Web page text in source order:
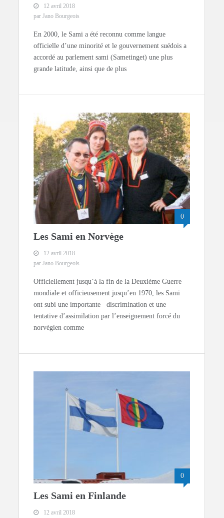
12 avril 2018
par Jano Bourgeois
En 2000, le Sami a été reconnu comme langue
officielle d’une minorité et le gouvernement suédois a
accordé au parlement sami (Sametinget) une plus
grande latitude, ainsi que de plus
0
Les Sami en Norvège
12 avril 2018
par Jano Bourgeois
Officiellement jusqu’à la fin de la Deuxième Guerre
mondiale et officieusement jusqu’en 1970, les Sami
ont subi une importante discrimination et une
tentative d’assimilation par l’enseignement forcé du
norvégien comme
0
Les Sami en Finlande
12 avril 2018